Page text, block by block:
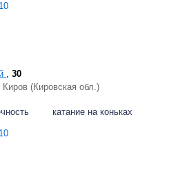
,30
Киров (Кировская обл.)
катание на коньках